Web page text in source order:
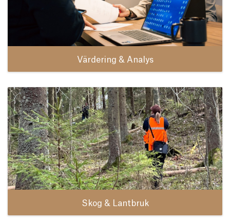
Värdering & Analys
Skog & Lantbruk